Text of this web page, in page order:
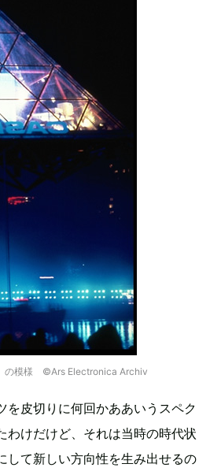
の模様 ©Ars Electronica Archiv
を皮切りに何回かああいうスペク
わけだけど、それは当時の時代状
して新しい方向性を生み出せるの